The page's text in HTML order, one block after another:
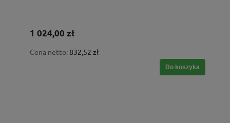
1 024,00 zł
Cena netto: 832,52 zł
Do koszyka